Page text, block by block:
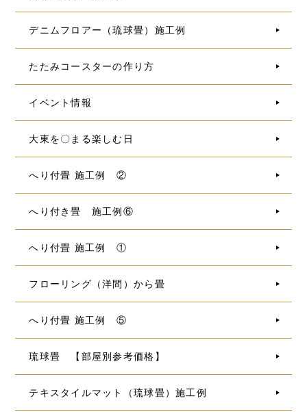
デニムフロアー（琉球畳）施工例
たたみコースターの作り方
イベント情報
大東を〇まる楽しむ日
へり付畳 施工例 ②
へり付き畳 施工例⑥
へり付畳 施工例 ①
フローリング（洋間）から畳
へり付畳 施工例 ⑤
琉球畳 【部屋別参考価格】
テキスタイルマット（琉球畳）施工例